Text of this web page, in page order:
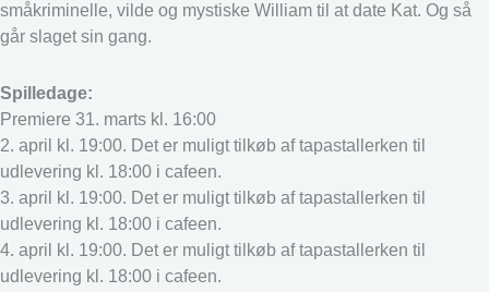
småkriminelle, vilde og mystiske William til at date Kat. Og så
går slaget sin gang.
Spilledage:
Premiere 31. marts kl. 16:00
2. april kl. 19:00. Det er muligt tilkøb af tapastallerken til
udlevering kl. 18:00 i cafeen.
3. april kl. 19:00. Det er muligt tilkøb af tapastallerken til
udlevering kl. 18:00 i cafeen.
4. april kl. 19:00. Det er muligt tilkøb af tapastallerken til
udlevering kl. 18:00 i cafeen.